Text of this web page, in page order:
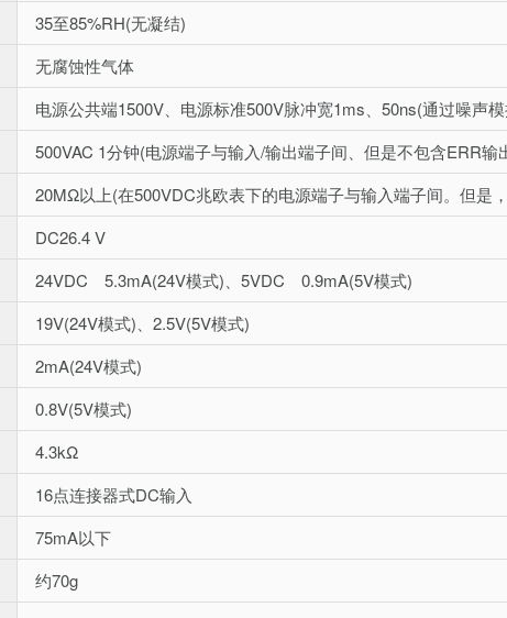
35至85%RH(无凝结)
无腐蚀性气体
电源公共端1500V、电源标准500V脉冲宽1ms、50ns(通过噪声
500VAC 1分钟(电源端子与输入/输出端子间、但是不包含ERR输
20MΩ以上(在500VDC兆欧表下的电源端子与输入端子间。但是
DC26.4 V
24VDC 5.3mA(24V模式)、5VDC 0.9mA(5V模式)
19V(24V模式)、2.5V(5V模式)
2mA(24V模式)
0.8V(5V模式)
4.3kΩ
16点连接器式DC输入
75mA以下
约70g